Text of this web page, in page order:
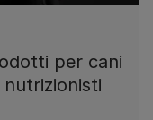
per cani